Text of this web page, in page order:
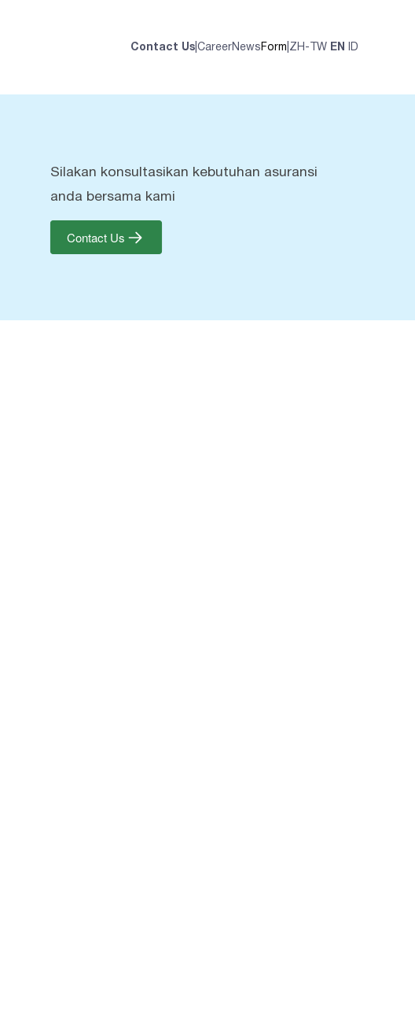
Contact Us CareerNews Form ZH-TW EN ID
Silakan konsultasikan kebutuhan asuransi
anda bersama kami
Contact Us